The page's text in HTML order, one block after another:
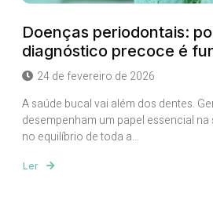
Doenças periodontais:
diagnóstico precoce é
24 de fevereiro de 2026
A saúde bucal vai além dos dentes.
desempenham um papel essencial
no equilíbrio de toda a...
Ler